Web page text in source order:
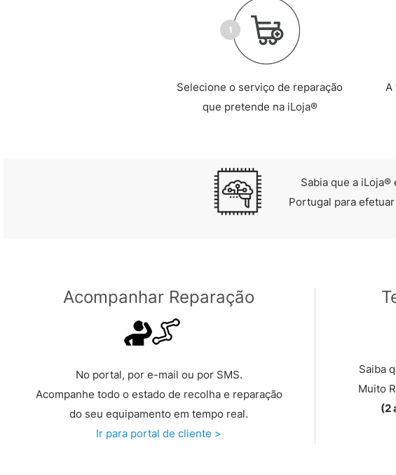
Selecione o serviço de reparação
que pretende na iLoja®
A
Sabia que a
Portugal para
Acompanhar Reparação
No portal, por e-mail ou por SMS.
Acompanhe todo o estado de recolha e reparação
do seu equipamento em tempo real.
Ir para portal de cliente >
Saiba
Muito
(2